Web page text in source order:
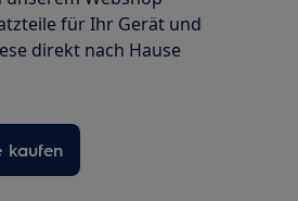
für Ihr Gerät und
direkt nach Hause
kaufen